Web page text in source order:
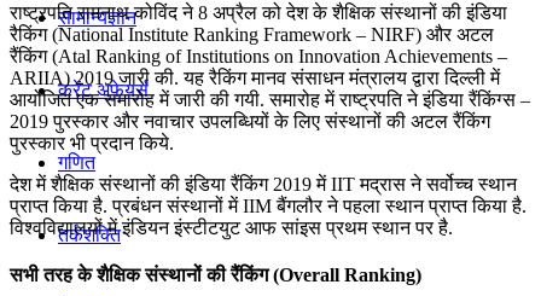
सामान्यज्ञान
करेंट अफेयर्स
गणित
तर्कशक्ति
राष्ट्रपति रामनाथ कोविंद ने 8 अप्रैल को देश के शैक्षिक संस्थानों की इंडिया
रैकिंग (National Institute Ranking Framework – NIRF) और अटल
रैंकिंग (Atal Ranking of Institutions on Innovation Achievements –
ARIIA) 2019 जारी की. यह रैकिंग मानव संसाधन मंत्रालय द्वारा दिल्ली में
आयोजित एक समारोह में जारी की गयी. समारोह में राष्ट्रपति ने इंडिया रैंकिंग्स –
2019 पुरस्कार और नवाचार उपलब्धियों के लिए संस्थानों की अटल रैंकिंग
पुरस्कार भी प्रदान किये.
देश में शैक्षिक संस्थानों की इंडिया रैंकिंग 2019 में IIT मद्रास ने सर्वोच्च स्थान
प्राप्त किया है. प्रबंधन संस्थानों में IIM बैंगलौर ने पहला स्थान प्राप्त किया है.
विश्वविद्यालयों में इंडियन इंस्टीटयुट आफ सांइस प्रथम स्थान पर है.
सभी तरह के शैक्षिक संस्थानों की रैंकिंग (Overall Ranking)